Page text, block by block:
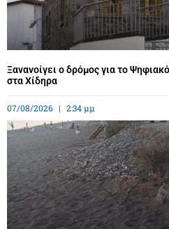
Ξανανοίγει ο δρόμος για το
στα Χίδηρα
07/08/2026 2:34 μμ